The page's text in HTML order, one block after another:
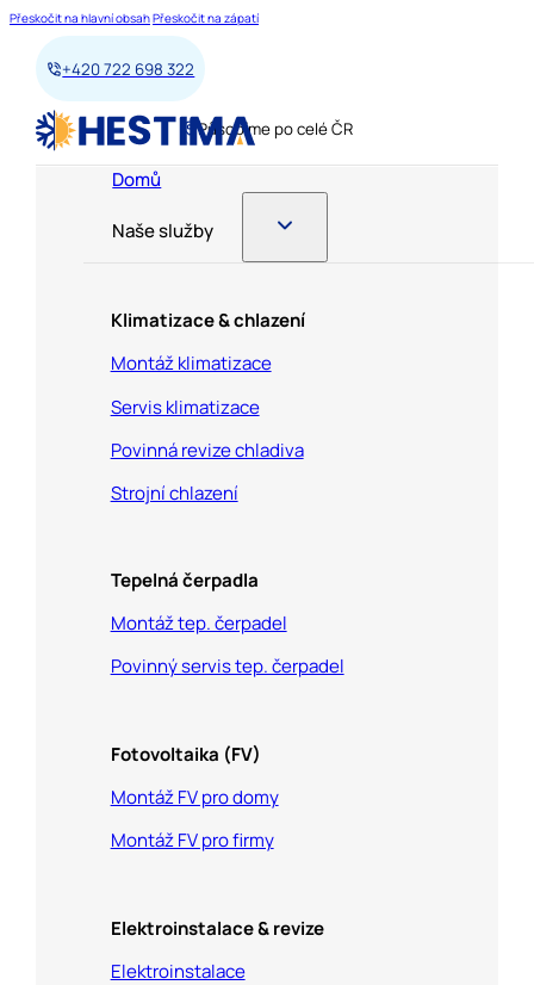
Přeskočit na hlavní obsahPřeskočit na zápatí
+420 722 698 322
Působíme po celé ČR
Domů
Naše služby
Klimatizace & chlazení
Montáž klimatizace
Servis klimatizace
Povinná revize chladiva
Strojní chlazení
Tepelná čerpadla
Montáž tep. čerpadel
Povinný servis tep. čerpadel
Fotovoltaika (FV)
Montáž FV pro domy
Montáž FV pro firmy
Elektroinstalace & revize
Elektroinstalace